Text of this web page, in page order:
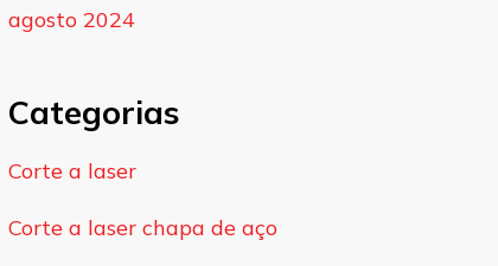
agosto 2024
Categorias
Corte a laser
Corte a laser chapa de aço